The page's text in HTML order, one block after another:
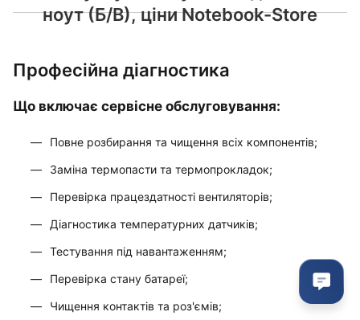
Професійна діагностика
Що включає сервісне обслуговування:
Повне розбирання та чищення всіх компонентів;
Заміна термопасти та термопрокладок;
Перевірка працездатності вентиляторів;
Діагностика температурних датчиків;
Тестування під навантаженням;
Перевірка стану батареї;
Чищення контактів та роз'ємів;